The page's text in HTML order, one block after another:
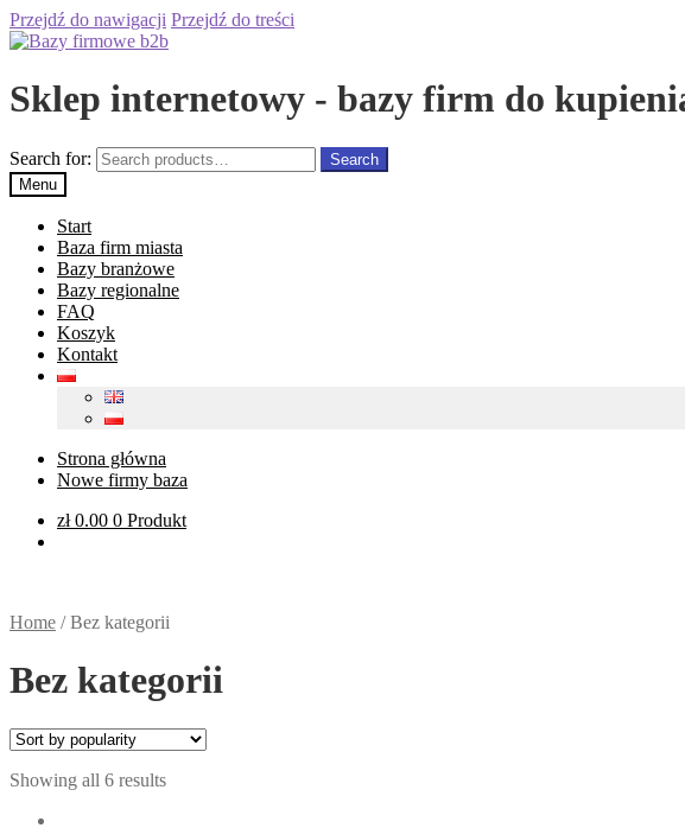
Przejdź do nawigacji Przejdź do treści
Sklep internetowy - bazy firm do
Search for:
Search
Menu
Start
Baza firm miasta
Bazy branżowe
Bazy regionalne
FAQ
Koszyk
Kontakt
Strona główna
Nowe firmy baza
zł0.00 0 Produkt
Home /Bez kategorii
Bez kategorii
Showing all 6 results